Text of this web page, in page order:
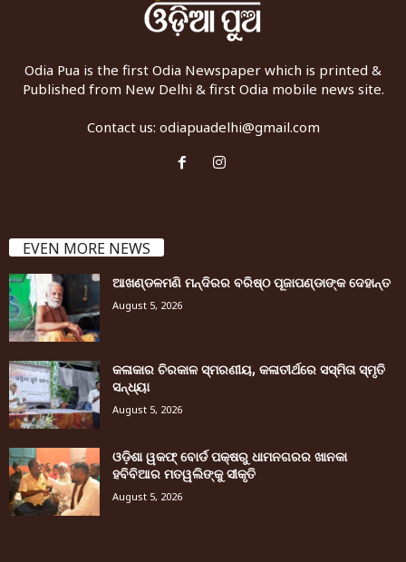
Odia Pua is the first Odia Newspaper which is printed &
Published from New Delhi & first Odia mobile news site.
Contact us: odiapuadelhi@gmail.com
EVEN MORE NEWS
ଆଖଣ୍ଡଳମଣି ମନ୍ଦିରର ବରିଷ୍ଠ ପୂଜାପଣ୍ଡାଙ୍କ ଦେହାନ୍ତ
August 5, 2026
କଳାକାର ଚିରକାଳ ସ୍ମରଣୀୟ, କଳାତୀର୍ଥରେ ସସ୍ମିତା ସ୍ମୃତି
ସନ୍ଧ୍ୟା
August 5, 2026
ଓଡ଼ିଶା ୱକଫ୍ ବୋର୍ଡ ପକ୍ଷରୁ ଧାମନଗରର ଖାନକା
ହବିବିଆର ମତୱଲିଙ୍କୁ ସୀକୃତି
August 5, 2026